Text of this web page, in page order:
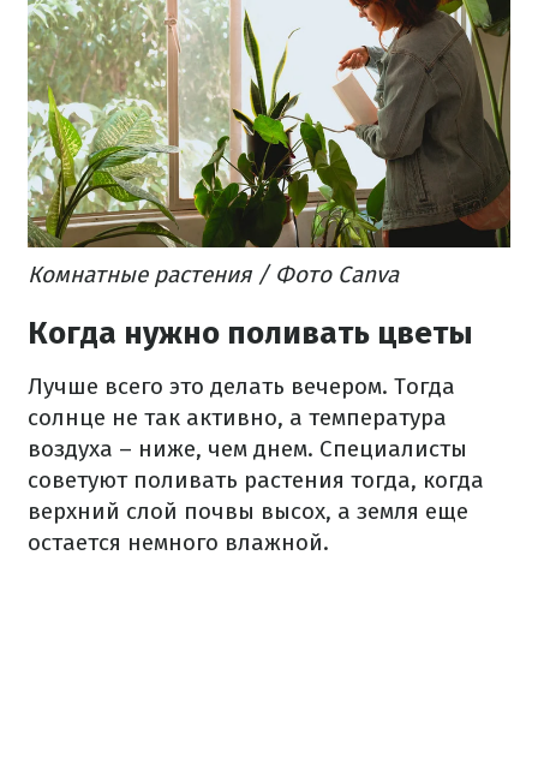
Комнатные растения / Фото Canva
Когда нужно поливать цветы
Лучше всего это делать вечером. Тогда
солнце не так активно, а температура
воздуха – ниже, чем днем. Специалисты
советуют поливать растения тогда, когда
верхний слой почвы высох, а земля еще
остается немного влажной.